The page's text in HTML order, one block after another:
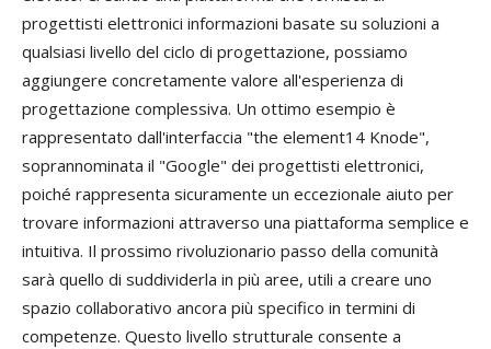
progettisti elettronici informazioni basate su soluzioni a
qualsiasi livello del ciclo di progettazione, possiamo
aggiungere concretamente valore all'esperienza di
progettazione complessiva. Un ottimo esempio è
rappresentato dall'interfaccia "the element14 Knode",
soprannominata il "Google" dei progettisti elettronici,
poiché rappresenta sicuramente un eccezionale aiuto per
trovare informazioni attraverso una piattaforma semplice e
intuitiva. Il prossimo rivoluzionario passo della comunità
sarà quello di suddividerla in più aree, utili a creare uno
spazio collaborativo ancora più specifico in termini di
competenze. Questo livello strutturale consente a